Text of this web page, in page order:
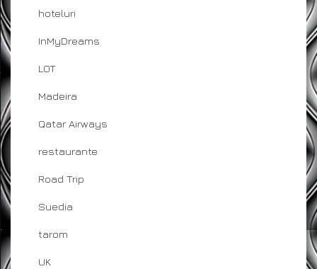
hoteluri
InMyDreams
LOT
Madeira
Qatar Airways
restaurante
Road Trip
Suedia
tarom
UK